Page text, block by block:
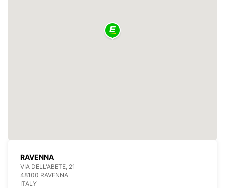
RAVENNA
VIA DELL'ABETE, 21
48100 RAVENNA
ITALY